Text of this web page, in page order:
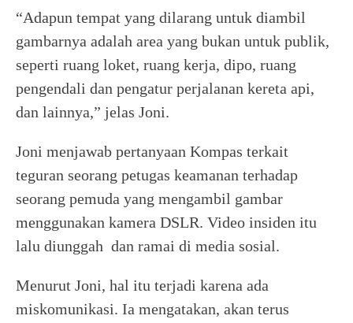
“Adapun tempat yang dilarang untuk diambil
gambarnya adalah area yang bukan untuk publik,
seperti ruang loket, ruang kerja, dipo, ruang
pengendali dan pengatur perjalanan kereta api,
dan lainnya,” jelas Joni.
Joni menjawab pertanyaan Kompas terkait
teguran seorang petugas keamanan terhadap
seorang pemuda yang mengambil gambar
menggunakan kamera DSLR. Video insiden itu
lalu diunggah dan ramai di media sosial.
Menurut Joni, hal itu terjadi karena ada
miskomunikasi. Ia mengatakan, akan terus